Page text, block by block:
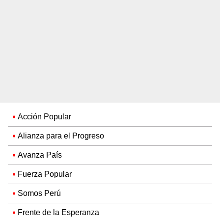
Acción Popular
Alianza para el Progreso
Avanza País
Fuerza Popular
Somos Perú
Frente de la Esperanza